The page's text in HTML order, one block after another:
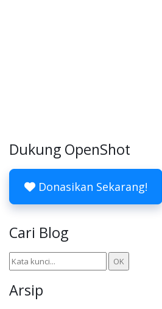
Dukung OpenShot
Donasikan Sekarang!
Cari Blog
Arsip